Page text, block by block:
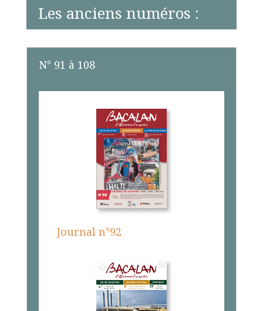
Les anciens numéros :
N° 91 à 108
Journal n°92